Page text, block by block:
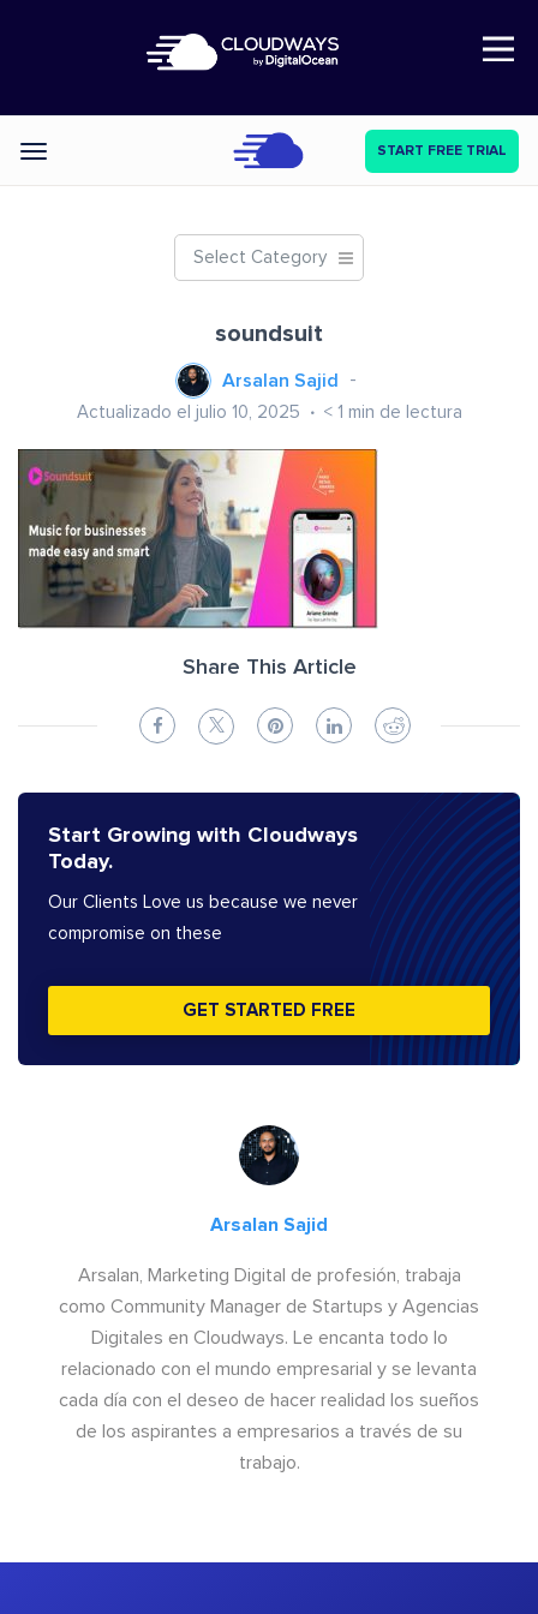
Open Nav
Categories START FREE TRIAL
Select Category
soundsuit
Arsalan Sajid
Actualizado el julio 10, 2025 < 1 min de lectura
Share This Article
Start Growing with Cloudways
Today.
Our Clients Love us because we never
compromise on these
GET STARTED FREE
Arsalan Sajid
Arsalan, Marketing Digital de profesión, trabaja
como Community Manager de Startups y Agencias
Digitales en Cloudways. Le encanta todo lo
relacionado con el mundo empresarial y se levanta
cada día con el deseo de hacer realidad los sueños
de los aspirantes a empresarios a través de su
trabajo.